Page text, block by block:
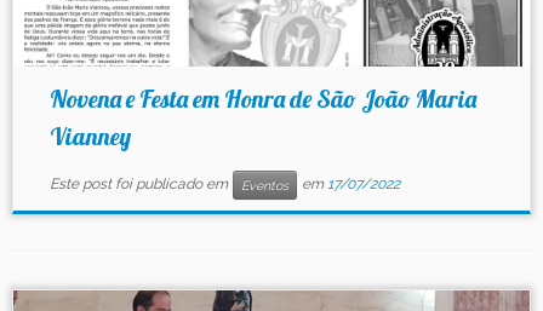
Novena e Festa em Honra de São João Maria
Vianney
Este post foi publicado em Eventos em 17/07/2022